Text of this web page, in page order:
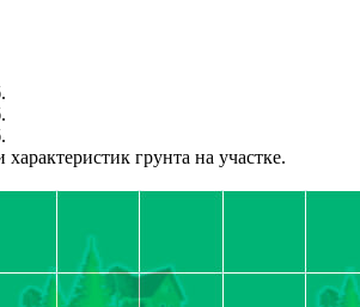
грунта на участке.